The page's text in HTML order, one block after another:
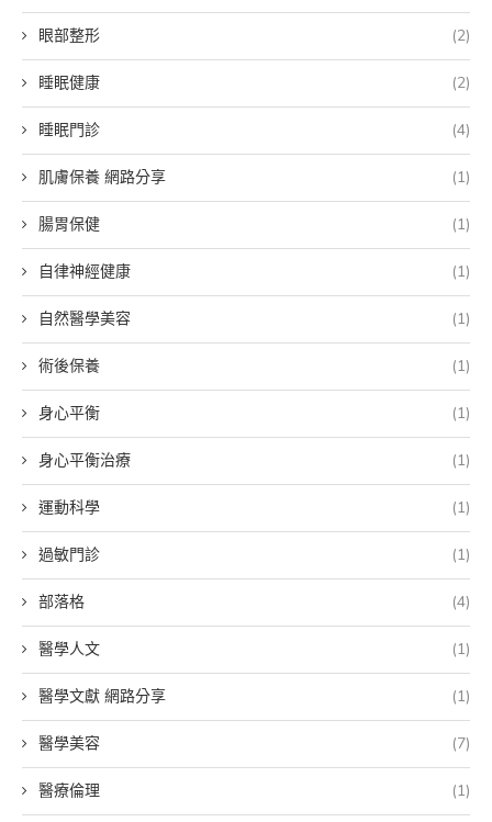
眼部整形 (2)
睡眠健康 (2)
睡眠門診 (4)
肌膚保養 網路分享 (1)
腸胃保健 (1)
自律神經健康 (1)
自然醫學美容 (1)
術後保養 (1)
身心平衡 (1)
身心平衡治療 (1)
運動科學 (1)
過敏門診 (1)
部落格 (4)
醫學人文 (1)
醫學文獻 網路分享 (1)
醫學美容 (7)
醫療倫理 (1)